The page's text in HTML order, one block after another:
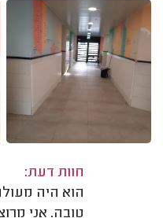
חוות דעת:
הוא היה
טובה. אני